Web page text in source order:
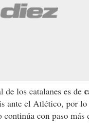
los catalanes es de
ante el Atlético, por lo
con paso más